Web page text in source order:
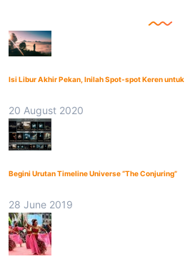
Isi Libur Akhir Pekan, Inilah Spot-spot Keren
20 August 2020
Begini Urutan Timeline Universe “The Conjuring”
28 June 2019